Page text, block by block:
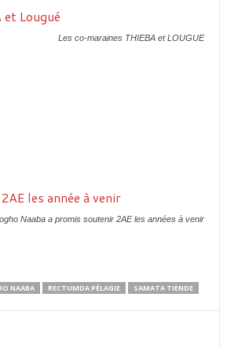
Les co-maraines THIEBA et LOUGUE
Naaba a promis soutenir 2AE les années à venir
NAABA RECTUMDA PÉLAGIE SAMATA TIENDE